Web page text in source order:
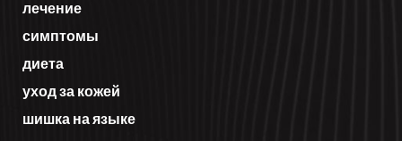
лечение
симптомы
диета
уход за кожей
шишка на языке